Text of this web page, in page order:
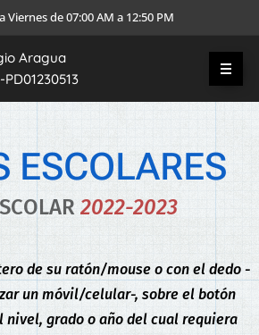
Viernes de 07:00 AM a 12:50 PM
Aragua
ESCOLARES
2022-2023
de su ratón/mouse o con el dedo -
un móvil/celular-, sobre el botón
nivel, grado o año del cual requiera